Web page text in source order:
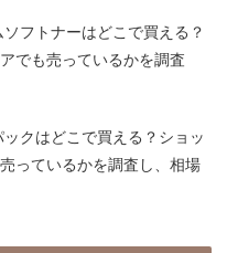
フトナーはどこで買える？
でも売っているかを調査
クはどこで買える？ショッ
っているかを調査し、相場